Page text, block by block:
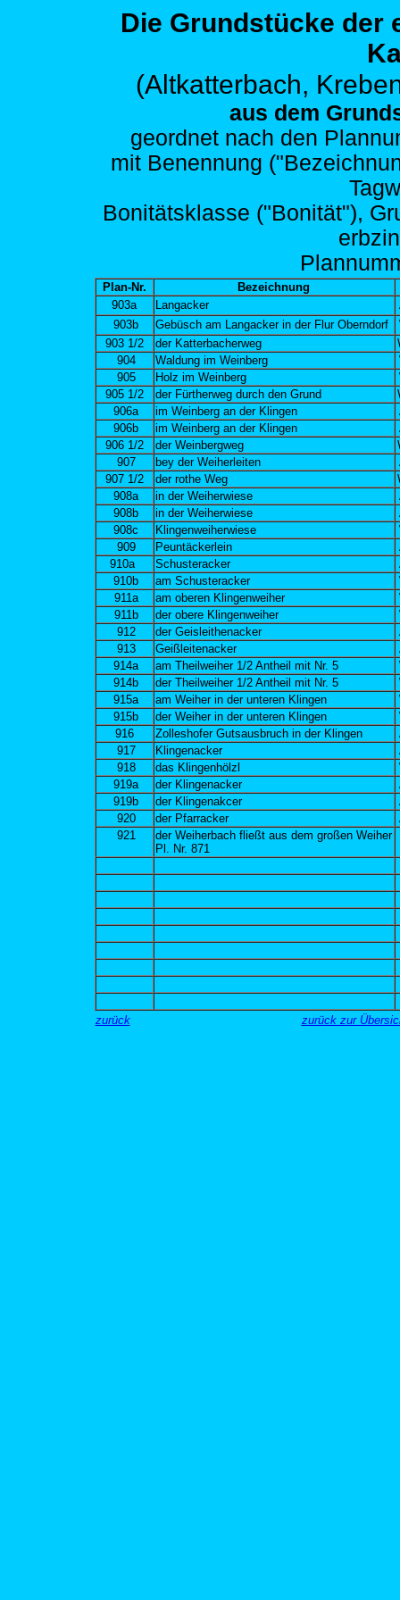
Die Grundstücke der
(Altkatterbach,
aus dem
geordnet nach den
mit Benennung
Bonitätsklasse ("Bonität"),
Plann
Plan-Nr.
Bezeichnung
903a
Langacker
903b
Gebüsch am Langacker in der Flur Oberndorf
903 1/2
der Katterbacherweg
904
Waldung im Weinberg
905
Holz im Weinberg
905 1/2
der Fürtherweg durch den Grund
906a
im Weinberg an der Klingen
906b
im Weinberg an der Klingen
906 1/2
der Weinbergweg
907
bey der Weiherleiten
907 1/2
der rothe Weg
908a
in der Weiherwiese
908b
in der Weiherwiese
908c
Klingenweiherwiese
909
Peuntäckerlein
910a
Schusteracker
910b
am Schusteracker
911a
am oberen Klingenweiher
911b
der obere Klingenweiher
912
der Geisleithenacker
913
Geißleitenacker
914a
am Theilweiher 1/2 Antheil mit Nr. 5
914b
der Theilweiher 1/2 Antheil mit Nr. 5
915a
am Weiher in der unteren Klingen
915b
der Weiher in der unteren Klingen
916
Zolleshofer Gutsausbruch in der Klingen
917
Klingenacker
918
das Klingenhölzl
919a
der Klingenacker
919b
der Klingenakcer
920
der Pfarracker
921
der Weiherbach fließt aus dem großen Weiher
Pl. Nr. 871
zurück zurück zur